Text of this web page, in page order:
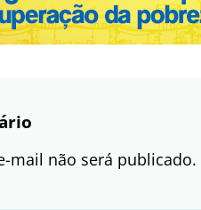
mail não será publicado.